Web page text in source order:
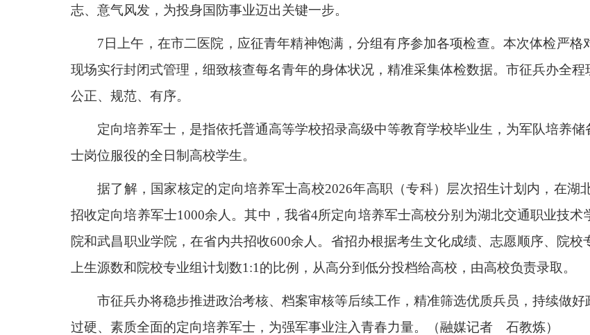
志、意气风发，为投身国防事业迈出关键一步。
7日上午，在市二医院，应征青年精神饱满，分组有序参加各项检查。本次体检严格
现场实行封闭式管理，细致核查每名青年的身体状况，精准采集体检数据。市征兵办全程
公正、规范、有序。
定向培养军士，是指依托普通高等学校招录高级中等教育学校毕业生，为军队培养
士岗位服役的全日制高校学生。
据了解，国家核定的定向培养军士高校2026年高职（专科）层次招生计划内，在湖
招收定向培养军士1000余人。其中，我省4所定向培养军士高校分别为湖北交通职业技
院和武昌职业学院，在省内共招收600余人。省招办根据考生文化成绩、志愿顺序、院
上生源数和院校专业组计划数1:1的比例，从高分到低分投档给高校，由高校负责录取。
市征兵办将稳步推进政治考核、档案审核等后续工作，精准筛选优质兵员，持续做
过硬、素质全面的定向培养军士，为强军事业注入青春力量。
（融媒记者 石教炼）